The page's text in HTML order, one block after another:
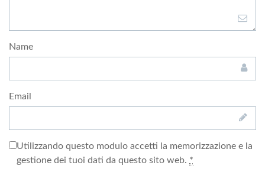
Name
Email
Utilizzando questo modulo accetti la memorizzazione e la
gestione dei tuoi dati da questo sito web. *